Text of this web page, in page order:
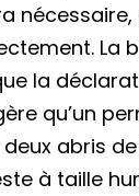
nécessaire,
La
la
qu’un
abris
à taille